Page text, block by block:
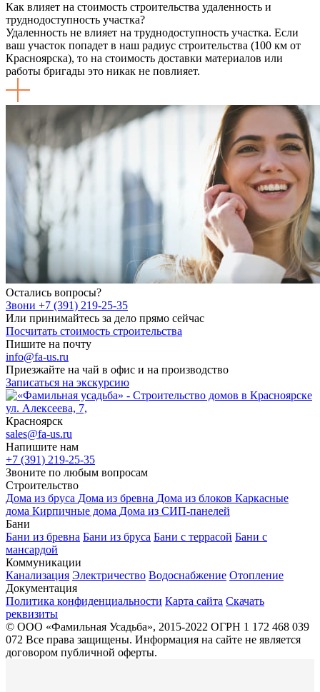
Как влияет на стоимость строительства удаленность и
труднодоступность участка?
Удаленность не влияет на труднодоступность участка. Если
ваш участок попадет в наш радиус строительства (100 км от
Красноярска), то на стоимость доставки материалов или
работы бригады это никак не повлияет.
Остались вопросы?
Звони +7 (391) 219-25-35
Или принимайтесь за дело прямо сейчас
Посчитать стоимость строительства
Пишите на почту
info@fa-us.ru
Приезжайте на чай в офис и на производство
Записаться на экскурсию
ул. Алексеева, 7,
Красноярск
sales@fa-us.ru
Напишите нам
+7 (391) 219-25-35
Звоните по любым вопросам
Строительство
Дома из бруса Дома из бревна Дома из блоков Каркасные
дома Кирпичные дома Дома из СИП-панелей
Бани
Бани из бревна Бани из бруса Бани с террасой Бани с
мансардой
Коммуникации
Канализация Электричество Водоснабжение Отопление
Документация
Политика конфиденциальности Карта сайта Скачать
реквизиты
© ООО «Фамильная Усадьба», 2015-2022 ОГРН 1 172 468 039
072 Все права защищены. Информация на сайте не является
договором публичной оферты.